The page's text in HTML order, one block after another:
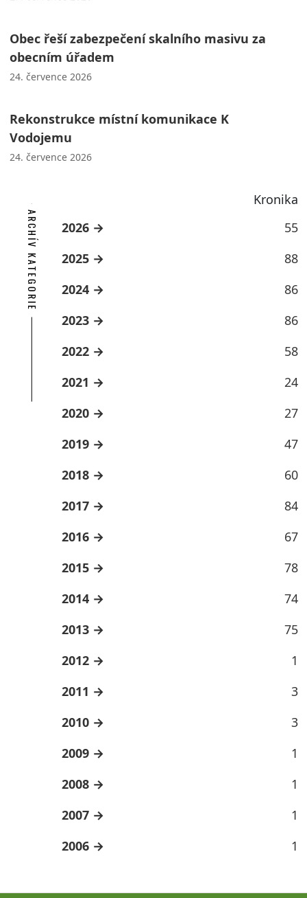
Obec řeší zabezpečení skalního masivu za
obecním úřadem
24. července 2026
Rekonstrukce místní komunikace K
Vodojemu
24. července 2026
Kronika
ARCHÍV KATEGORIE 2026
55
2025
88
2024
86
2023
86
2022
58
2021
24
2020
27
2019
47
2018
60
2017
84
2016
67
2015
78
2014
74
2013
75
2012
1
2011
3
2010
3
2009
1
2008
1
2007
1
2006
1